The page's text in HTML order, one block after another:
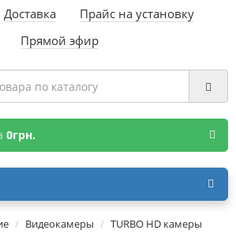
Доставка
Прайс на установку
Прямой эфир
0грн.
Видеокамеры
TURBO HD камеры